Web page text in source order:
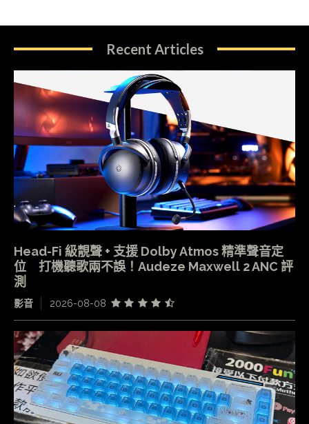
Recent Articles
Head-Fi 級靚聲 + 支援 Dolby Atmos 精準聲音定
位 打機聽歌兩不誤！Audeze Maxwell 2 ANC 評
測
影音 2026-08-08